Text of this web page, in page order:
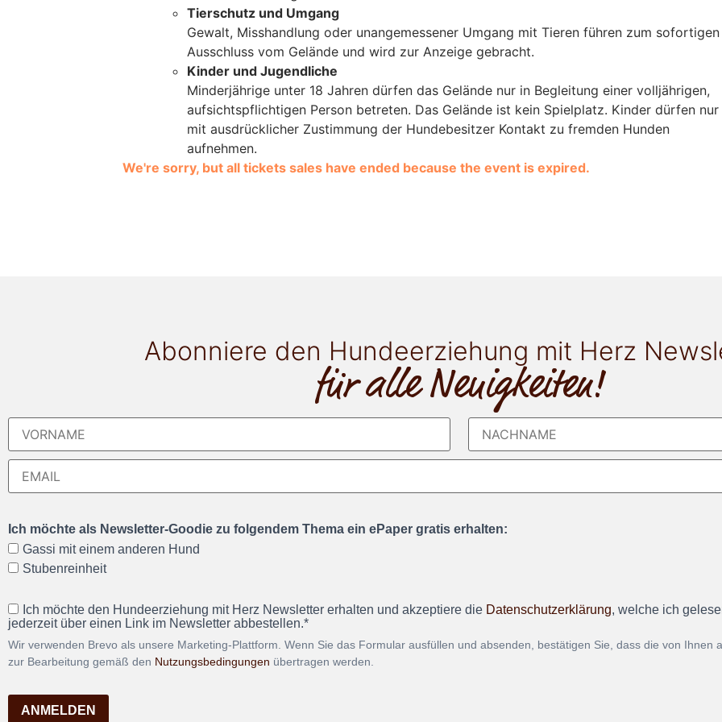
Tierschutz und Umgang
Gewalt, Misshandlung oder unangemessener Umgang mit Tieren führen zum sofortigen
Ausschluss vom Gelände und wird zur Anzeige gebracht.
Kinder und Jugendliche
Minderjährige unter 18 Jahren dürfen das Gelände nur in Begleitung einer volljährigen,
aufsichtspflichtigen Person betreten. Das Gelände ist kein Spielplatz. Kinder dürfen nur
mit ausdrücklicher Zustimmung der Hundebesitzer Kontakt zu fremden Hunden
aufnehmen.
We're sorry, but all tickets sales have ended because the event is expired.
Abonniere den Hundeerziehung mit Herz
für alle Neuigkeiten!
Ich möchte als Newsletter-Goodie zu folgendem Thema ein ePaper gratis erhalten:
Gassi mit einem anderen Hund
Stubenreinheit
Ich möchte den Hundeerziehung mit Herz Newsletter erhalten und akzeptiere die Datenschutzerklärung, welche ich
jederzeit über einen Link im Newsletter abbestellen.*
Wir verwenden Brevo als unsere Marketing-Plattform. Wenn Sie das Formular ausfüllen und absenden, bestätigen Sie, dass die von Ihnen
zur Bearbeitung gemäß den Nutzungsbedingungen übertragen werden.
ANMELDEN